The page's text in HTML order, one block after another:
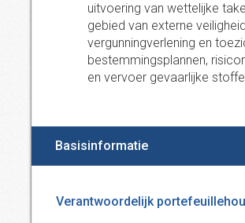
uitvoering van wettelijke
gebied van externe
vergunningverlening en
bestemmingsplannen,
en vervoer gevaarlijke
Basisinformatie
Verantwoordelijk